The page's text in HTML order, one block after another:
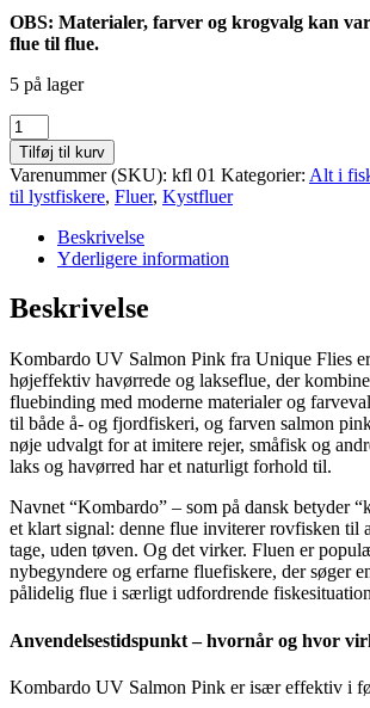
OBS: Materialer, farver og krogvalg kan
flue til flue.
5 på lager
Kombardo
UV
antal
Tilføj til kurv
Varenummer (SKU): kfl 01 Kategorier: Alt i
til lystfiskere, Fluer, Kystfluer
Beskrivelse
Yderligere information
Beskrivelse
Kombardo UV Salmon Pink fra Unique Flies
højeffektiv havørrede og lakseflue, der
fluebinding med moderne materialer og
til både å- og fjordfiskeri, og farven salmon
nøje udvalgt for at imitere rejer, småfisk og
laks og havørred har et naturligt forhold til.
Navnet “Kombardo” – som på dansk betyder
et klart signal: denne flue inviterer rovfisken til
tage, uden tøven. Og det virker. Fluen er
nybegyndere og erfarne fluefiskere, der søger
pålidelig flue i særligt udfordrende
Anvendelsestidspunkt – hvornår og hvor
Kombardo UV Salmon Pink er især effektiv i